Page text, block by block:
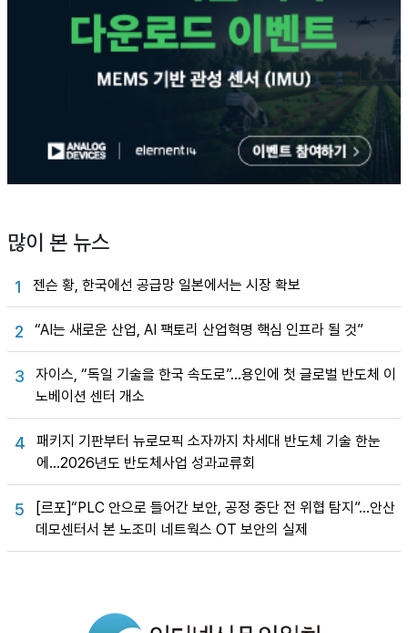
많이 본 뉴스
1 젠슨 황, 한국에선 공급망 일본에서는 시장 확보
2 “AI는 새로운 산업, AI 팩토리 산업혁명 핵심 인프라 될 것”
3
자이스, “독일 기술을 한국 속도로”…용인에 첫 글로벌 반도체 이
노베이션 센터 개소
4
패키지 기판부터 뉴로모픽 소자까지 차세대 반도체 기술 한눈
에…2026년도 반도체사업 성과교류회
5
[르포]“PLC 안으로 들어간 보안, 공정 중단 전 위협 탐지”…안산
데모센터서 본 노조미 네트웍스 OT 보안의 실제